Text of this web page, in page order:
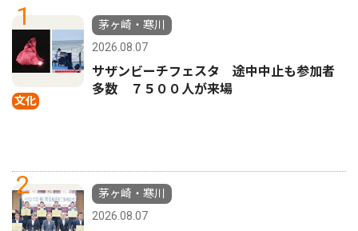
1
文化
茅ヶ崎・寒川
2026.08.07
サザンビーチフェスタ 途中中止も参加者
多数 ７５００人が来場
2
茅ヶ崎・寒川
2026.08.07